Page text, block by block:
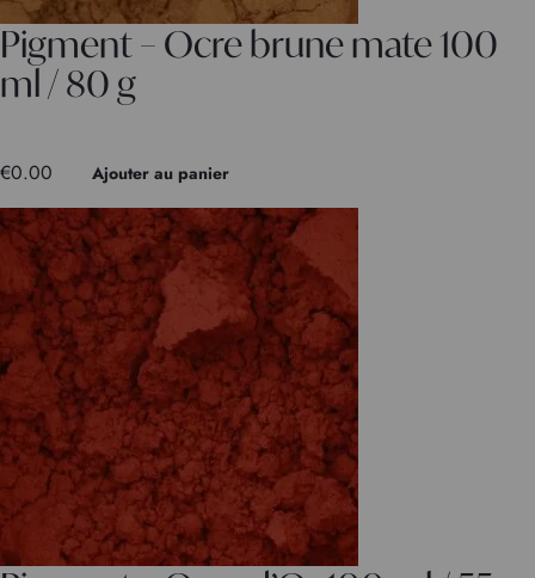
Pigment – Ocre brune mate 100
ml / 80 g
€0.00 Ajouter au panier